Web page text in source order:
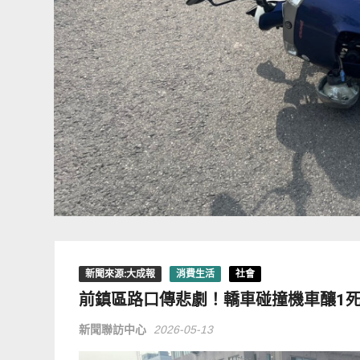
新聞來源:大成報 消費生活 社會
前鎮區路口傳悲劇！轎車碰撞機車釀1
新聞聯訪中心 2026-05-13